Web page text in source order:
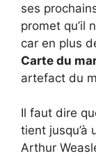
ses
promet qu’il
car en plus
Carte du
artefact du
Il faut dire
tient jusqu’à
Arthur